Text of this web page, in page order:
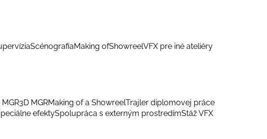
ScénografiaMaking ofShowreelVFX pre iné ateliéry
MGR3D MGRMaking of a ShowreelTrajler diplomovej práce
efektySpolupráca s externým prostredímStáž VFX